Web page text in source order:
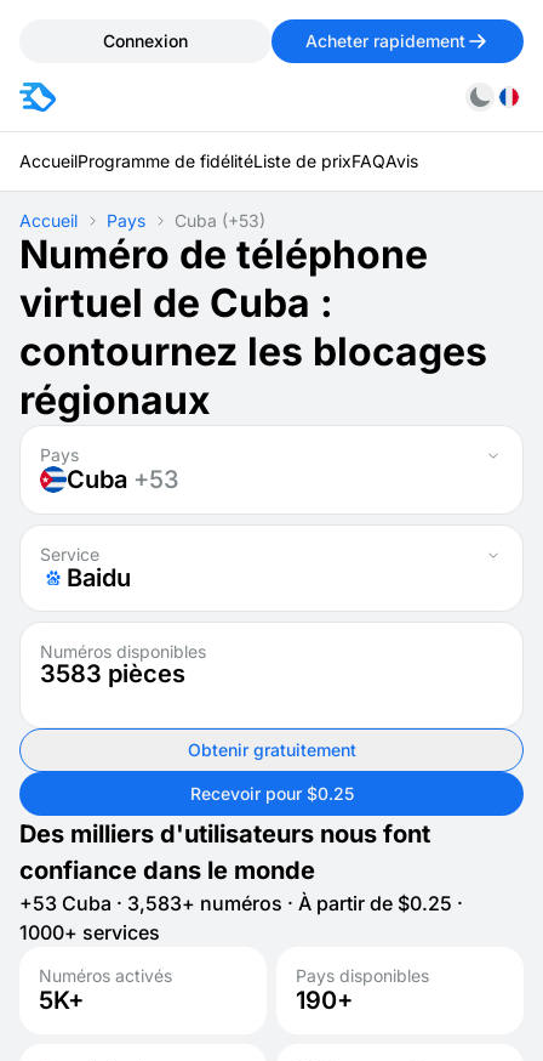
Connexion Acheter rapidement
AccueilProgramme de fidélitéListe de prixFAQAvis
Accueil Pays Cuba (+53)
Numéro de téléphone
virtuel de Cuba :
contournez les blocages
régionaux
Pays
Cuba +53
Service
Baidu
Numéros disponibles
3583 pièces
Obtenir gratuitement
Recevoir pour $0.25
Des milliers d'utilisateurs nous font
confiance dans le monde
+53 Cuba · 3,583+ numéros · À partir de $0.25 ·
1000+ services
Numéros activés
5K+
Pays disponibles
190+